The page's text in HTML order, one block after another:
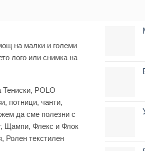
на малки и големи
лого или снимка на
Тениски, POLO
потници, чанти,
да сме полезни с
Щампи, Флекс и Флок
Ролен текстилен